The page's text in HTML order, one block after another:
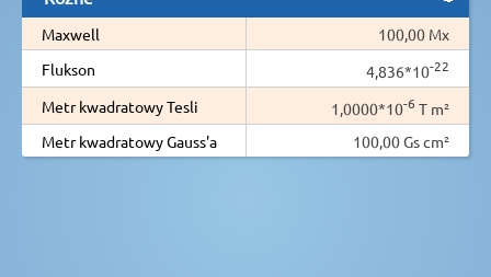
Maxwell
100,00 Mx
Flukson
4,836*10-22
Metr kwadratowy Tesli 1,0000*10-6 T m²
Metr kwadratowy Gauss'a
100,00 Gs cm²